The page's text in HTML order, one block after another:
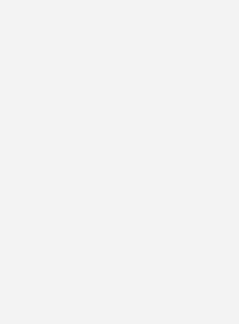
zum Anziehen
your Team“ von Blåkläder sorgt für einen
Mitarbeiter. Die zahlreichen
bieten passende Arbeitsbekleidung über
Farbkombinationen Schwarz mit Rot, Gelb